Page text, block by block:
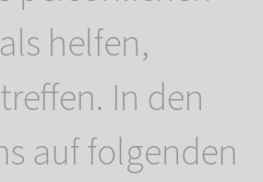
helfen,
In den
auf folgenden